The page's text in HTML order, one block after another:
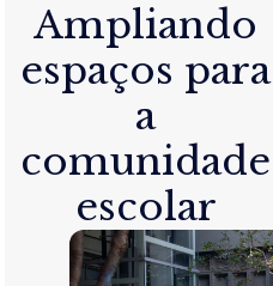
Ampliando
espaços para
a
comunidade
escolar